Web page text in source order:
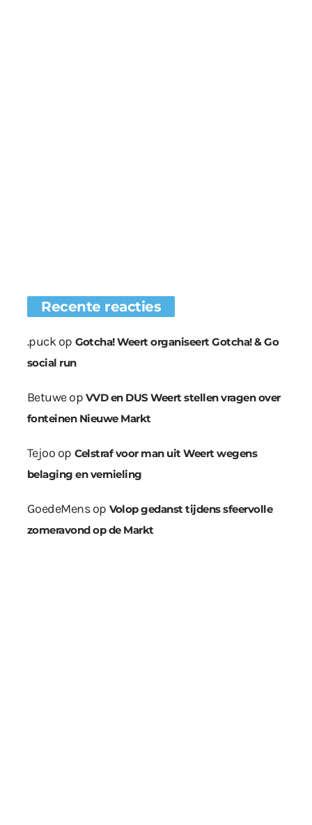
Recente reacties
.puckop Gotcha! Weert organiseert Gotcha! & Go
social run
Betuweop VVD en DUS Weert stellen vragen over
fonteinen Nieuwe Markt
Tejoo op Celstraf voor man uit Weert wegens
belaging en vernieling
GoedeMensop Volop gedanst tijdens sfeervolle
zomeravond op de Markt